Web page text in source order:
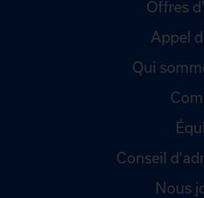
Offres
Appel
Qui
Conseil
Nous